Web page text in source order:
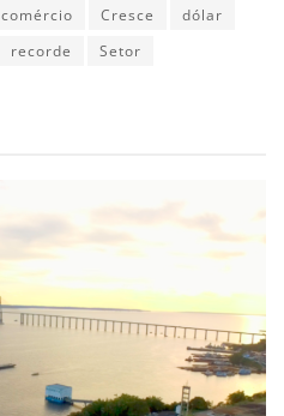
comércio Cresce
dólar
recorde Setor